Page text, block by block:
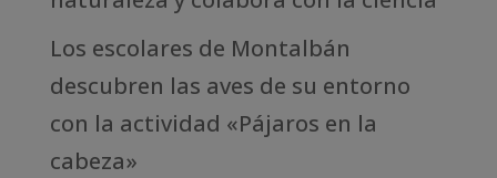
Los escolares de Montalbán
descubren las aves de su entorno
con la actividad «Pájaros en la
cabeza»